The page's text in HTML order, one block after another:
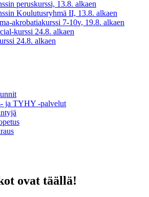
peruskurssi, 13.8. alkaen
Koulutusryhmä II, 13.8. alkaen
akrobatiakurssi 7-10v, 19.8. alkaen
kurssi 24.8. alkaen
24.8. alkaen
ja TYHY -palvelut
ovat täällä!